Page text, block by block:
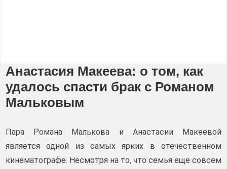
Анастасия Макеева: о том, как
удалось спасти брак с Романом
Мальковым
Пара Романа Малькова и Анастасии Макеевой
является одной из самых ярких в отечественном
кинематографе. Несмотря на то, что семья еще совсем